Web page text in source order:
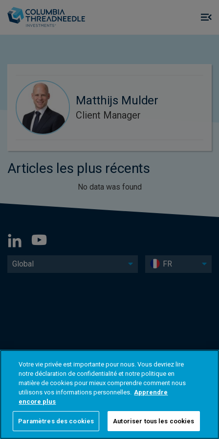
Matthijs Mulder
Client Manager
Articles les plus récents
No data was found
Global FR
Votre vie privée est importante pour nous. Vous devriez lire
notre déclaration de confidentialité et notre politique en
matière de cookies pour mieux comprendre comment nous
utilisons vos informations personnelles. Apprendre
encore plus
Paramètres des cookies Autoriser tous les cookies